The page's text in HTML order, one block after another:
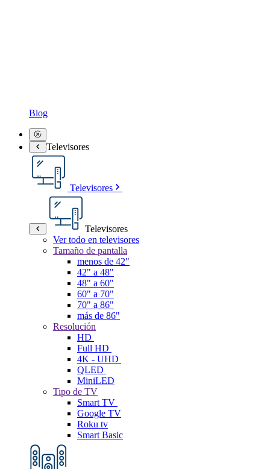
Blog
Televisores
Televisores
Televisores
Ver todo en televisores
Tamaño de pantalla
menos de 42"
42" a 48"
48" a 60"
60" a 70"
70" a 86"
más de 86"
Resolución
HD
Full HD
4K - UHD
QLED
MiniLED
Tipo de TV
Smart TV
Google TV
Roku tv
Smart Basic